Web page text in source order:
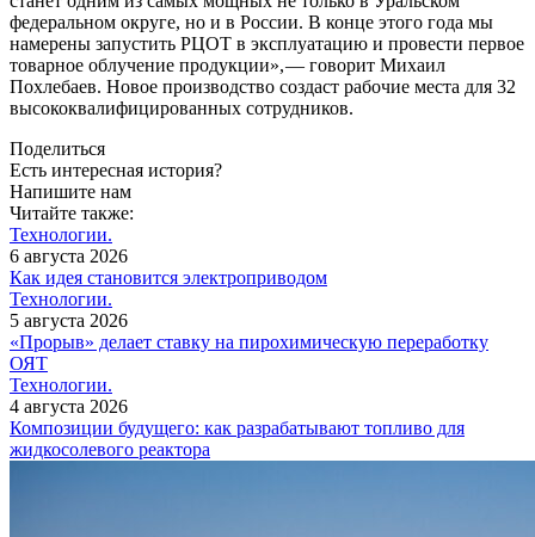
федеральном округе, но и в России. В конце этого года мы
намерены запустить РЦОТ в эксплуатацию и провести первое
товарное облучение продукции», — говорит Михаил
Похлебаев. Новое производство создаст рабочие места для 32
высококвалифицированных сотрудников.
Поделиться
Есть интересная история?
Напишите нам
Читайте также:
Технологии.
6 августа 2026
Как идея становится электроприводом
Технологии.
5 августа 2026
«Прорыв» делает ставку на пирохимическую переработку
ОЯТ
Технологии.
4 августа 2026
Композиции будущего: как разрабатывают топливо для
жидкосолевого реактора